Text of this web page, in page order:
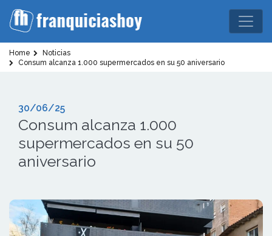
Home
Noticias
Consum alcanza 1.000 supermercados en su 50 aniversario
30/06/25
Consum alcanza 1.000
supermercados en su 50
aniversario